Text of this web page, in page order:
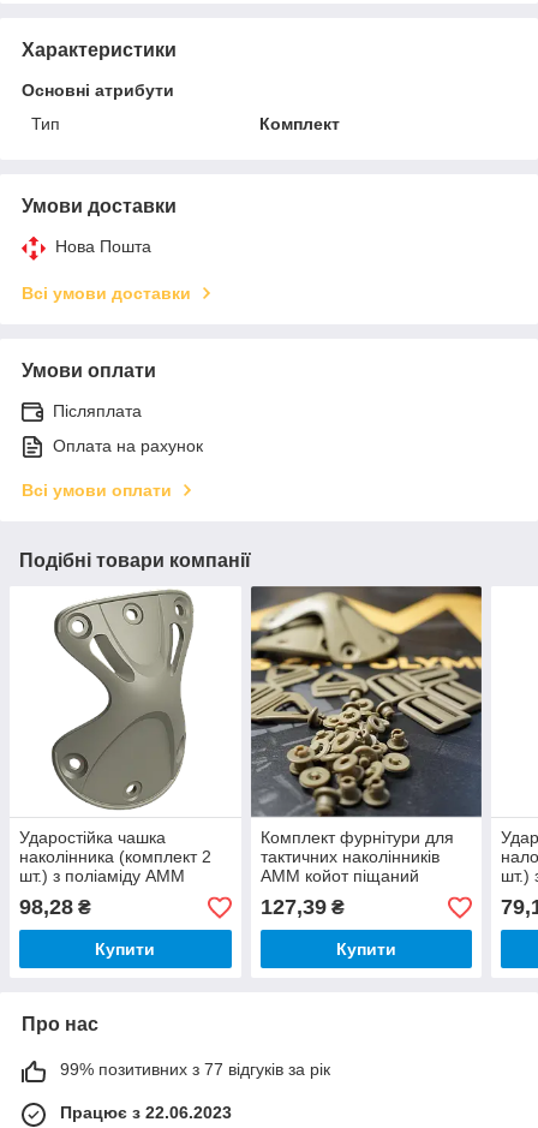
Характеристики
Основні атрибути
Тип
Комплект
Умови доставки
Нова Пошта
Всі умови доставки
Умови оплати
Післяплата
Оплата на рахунок
Всі умови оплати
Подібні товари компанії
Ударостійка чашка
наколінника (комплект 2
шт.) з поліаміду AMM
KNp001 койот піщаний
(07.01.001.01.62)
98,28 ₴
Купити
Комплект фурнітури для
тактичних наколінників
AMM койот піщаний
127,39₴
Купити
шт.)
Про нас
99% позитивних з 77 відгуків за рік
Працює з 22.06.2023